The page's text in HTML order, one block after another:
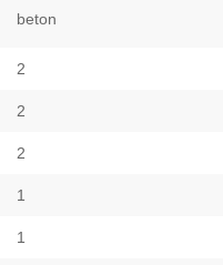
beton
2
2
2
1
1